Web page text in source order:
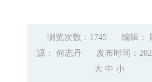
浏览次数：1745 编辑：
源： 何志丹
发布时间：
大 中 小